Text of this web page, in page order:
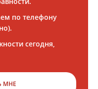
по телефону
сегодня,
МНЕ